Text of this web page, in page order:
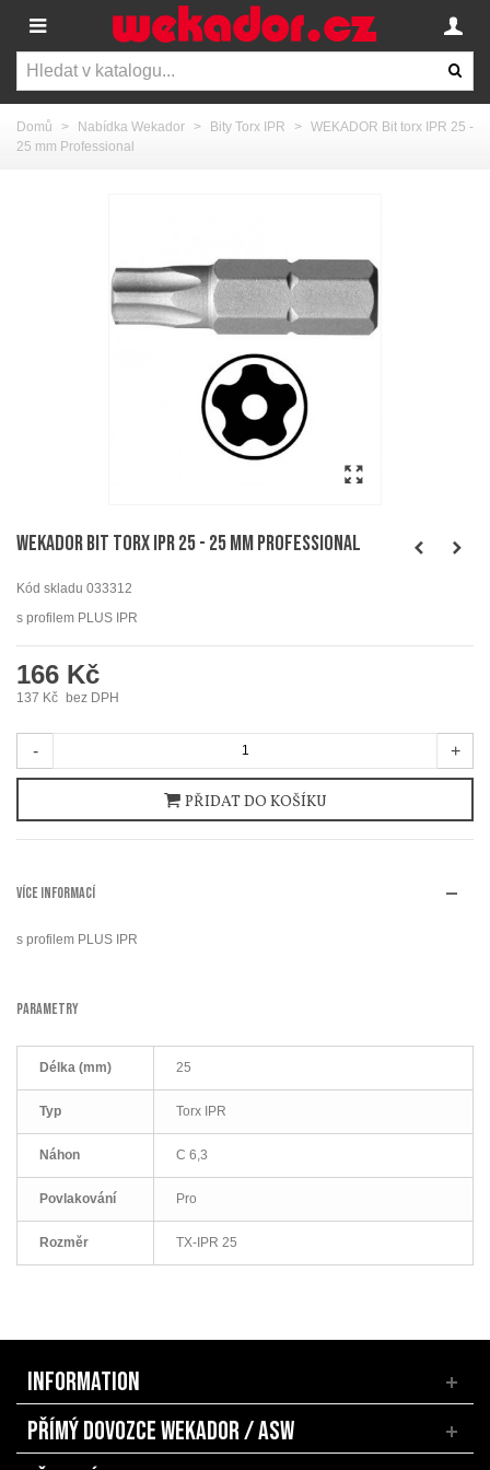
Domů > Nabídka Wekador > Bity Torx IPR > WEKADOR Bit torx IPR 25 -
25 mm Professional
WEKADOR Bit torx IPR 25 - 25 mm Professional
Kód skladu 033312
s profilem PLUS IPR
166 Kč
137 Kč bez DPH
- +
PŘIDAT DO KOŠÍKU
VÍCE INFORMACÍ
s profilem PLUS IPR
PARAMETRY
Délka (mm) 25
Typ Torx IPR
Náhon C 6,3
Povlakování Pro
Rozměr TX-IPR 25
INFORMATION
PŘÍMÝ DOVOZCE WEKADOR / ASW